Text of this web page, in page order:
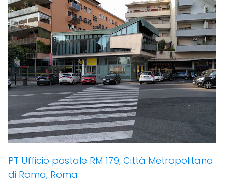
PT Ufficio postale RM 179, Città Metropolitana
di Roma, Roma